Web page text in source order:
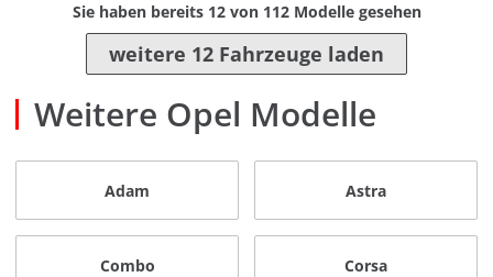
Sie haben bereits 12von 112Modelle gesehen
weitere 12 Fahrzeuge laden
Weitere Opel Modelle
Adam Astra
Combo Corsa